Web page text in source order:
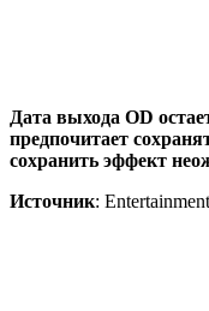
Дата выхода OD
предпочитает
сохранить эффект
Источник: